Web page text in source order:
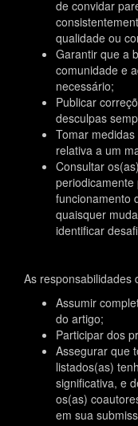
de convidar
qualidade ou
Garantir que a
comunidade e
necessário;
Publicar
desculpas
Tomar
relativa a um
Consultar
funcionamento
quaisquer
identificar
As responsabilidades
Assumir
do artigo;
Participar dos
Assegurar que
listados(as)
significativa, e
os(as)
em sua